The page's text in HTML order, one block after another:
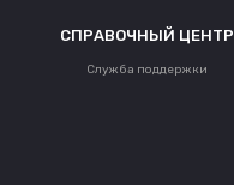
СПРАВОЧНЫЙ ЦЕНТР
Служба поддержки